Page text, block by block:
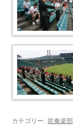
カテゴリー: 吹奏楽部